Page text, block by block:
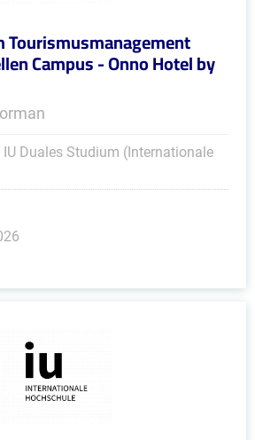
Tourismusmanagement
Campus - Onno Hotel by
Duales Studium (Internationale